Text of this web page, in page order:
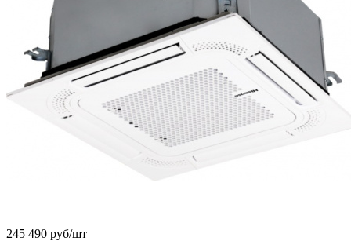
245 490 руб/шт